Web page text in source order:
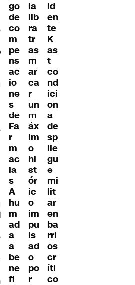
go
de
co
m
pe
ns
ac
io
ne
s
de
Fa
r
m
ac
ia
s
A
hu
m
ad
a
a
be
ne
fi
la
lib
ra
tr
as
m
ar
ca
r
un
m
áx
im
o
hi
st
ór
ic
o
im
pu
ls
ad
o
po
r
id
en
te
K
as
t
co
nd
ici
on
a
de
sp
lie
gu
e
mi
lit
ar
en
ba
rri
os
cr
íti
co